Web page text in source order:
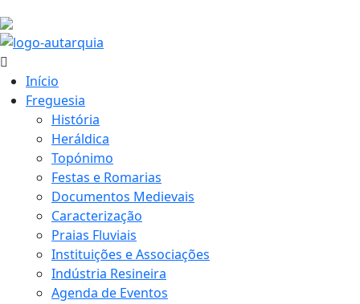
Início
Freguesia
História
Heráldica
Topónimo
Festas e Romarias
Documentos Medievais
Caracterização
Praias Fluviais
Instituições e Associações
Indústria Resineira
Agenda de Eventos